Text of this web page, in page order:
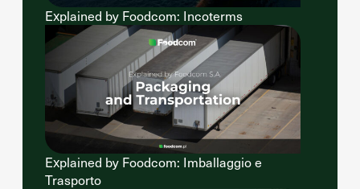
Explained by Foodcom: Incoterms
Explained by Foodcom: Imballaggio e
Trasporto